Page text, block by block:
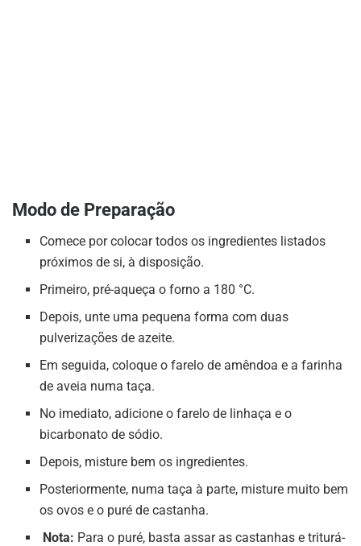
Modo de Preparação
Comece por colocar todos os ingredientes listados
próximos de si, à disposição.
Primeiro, pré-aqueça o forno a 180 °C.
Depois, unte uma pequena forma com duas
pulverizações de azeite.
Em seguida, coloque o farelo de amêndoa e a farinha
de aveia numa taça.
No imediato, adicione o farelo de linhaça e o
bicarbonato de sódio.
Depois, misture bem os ingredientes.
Posteriormente, numa taça à parte, misture muito bem
os ovos e o puré de castanha.
Nota: Para o puré, basta assar as castanhas e triturá-